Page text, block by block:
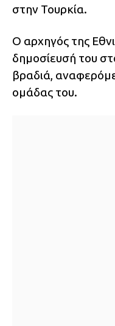
στην Τουρκία.
Ο αρχηγός της
δημοσίευσή του
βραδιά,
ομάδας του.